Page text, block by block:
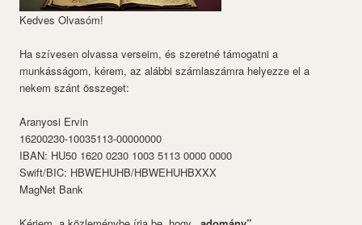
Kedves Olvasóm!
Ha szívesen olvassa verseim, és szeretné támogatni a
munkásságom, kérem, az alábbi számlaszámra helyezze el a
nekem szánt összeget:
Aranyosi Ervin
16200230-10035113-00000000
IBAN: HU50 1620 0230 1003 5113 0000 0000
Swift/BIC: HBWEHUHB/HBWEHUHBXXX
MagNet Bank